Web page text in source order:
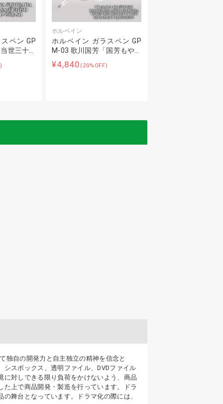
ペン GP
世三十…
ホルベイン
ホルベイン ガラスペン GP
M-03 歌川国芳「国芳もや…
¥4,840 (20%OFF)
独自の開発力と自主独立の精神を信念と
スボックス、透明ファイル、DVDファイル
対しできる限り負荷をかけないよう、商品
上で商品開発・製造を行っています。ドラ
舞台となっています。ドラマ化の際には、